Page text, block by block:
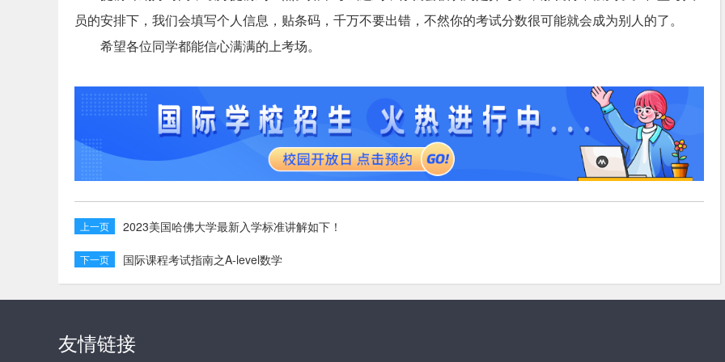
员的安排下，我们会填写个人信息，贴条码，千万不要出错，不然你的考试分数很可能就会成为别人的了。
希望各位同学都能信心满满的上考场。
上一页 2023美国哈佛大学最新入学标准讲解如下！
下一页 国际课程考试指南之A-level数学
友情链接